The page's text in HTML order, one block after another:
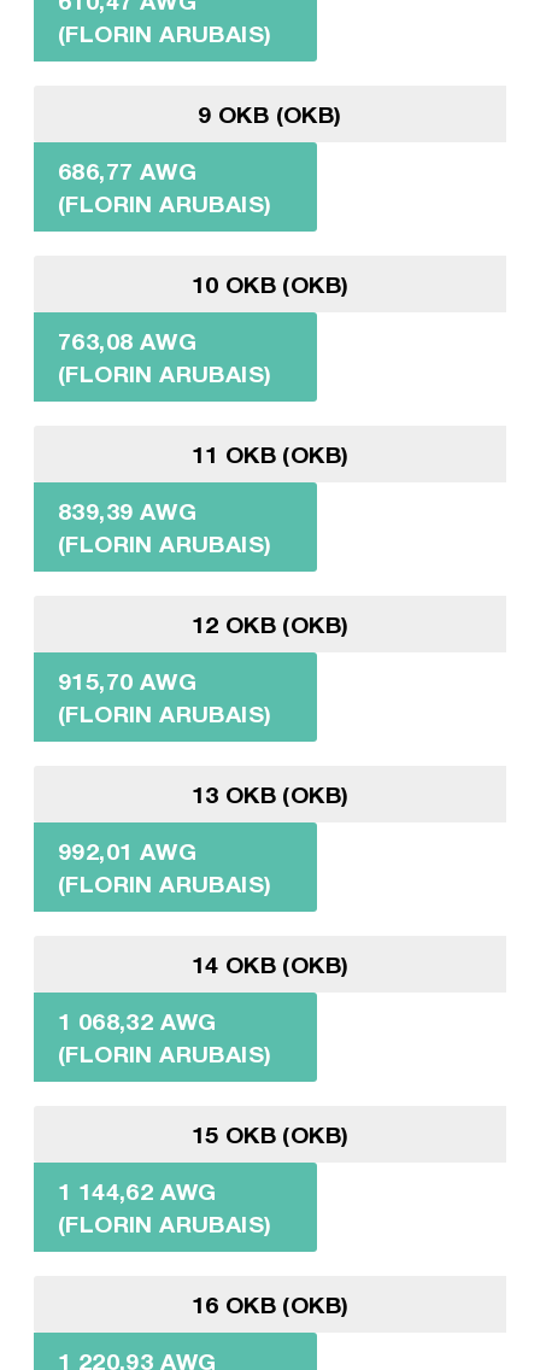
(FLORIN ARUBAIS)
9 OKB (OKB)
686,77 AWG
(FLORIN ARUBAIS)
10 OKB (OKB)
763,08 AWG
(FLORIN ARUBAIS)
11 OKB (OKB)
839,39 AWG
(FLORIN ARUBAIS)
12 OKB (OKB)
915,70 AWG
(FLORIN ARUBAIS)
13 OKB (OKB)
992,01 AWG
(FLORIN ARUBAIS)
14 OKB (OKB)
1 068,32 AWG
(FLORIN ARUBAIS)
15 OKB (OKB)
1 144,62 AWG
(FLORIN ARUBAIS)
16 OKB (OKB)
1 220,93 AWG